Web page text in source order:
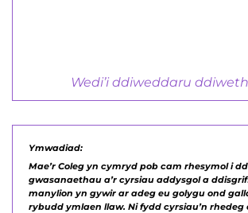
Wedi’i ddiweddaru
Ymwadiad:
Mae’r Coleg yn cymryd pob cam rhesymol i
gwasanaethau a’r cyrsiau addysgol a
manylion yn gywir ar adeg eu golygu ond
rybudd ymlaen llaw. Ni fydd cyrsiau’n rhedeg